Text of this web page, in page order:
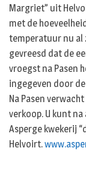
Margriet” uit
met de
temperatuur nu al
gevreesd dat de
vroegst na Pasen
ingegeven door
Na Pasen
verkoop. U kunt
Asperge kwekerij
Helvoirt.